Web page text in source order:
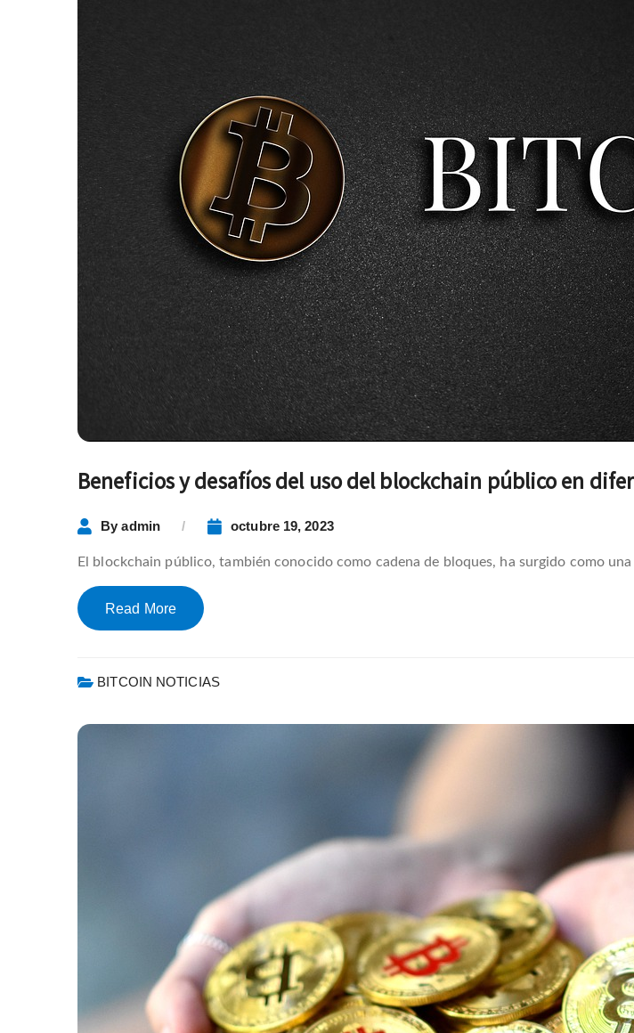
Beneficios y desafíos del uso del blockchain público en
Byadmin octubre 19, 2023
El blockchain público, también conocido como cadena de bloques, ha surgido como
Read More
BITCOIN NOTICIAS